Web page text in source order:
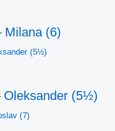
Milana (6)
Oleksander (5½)